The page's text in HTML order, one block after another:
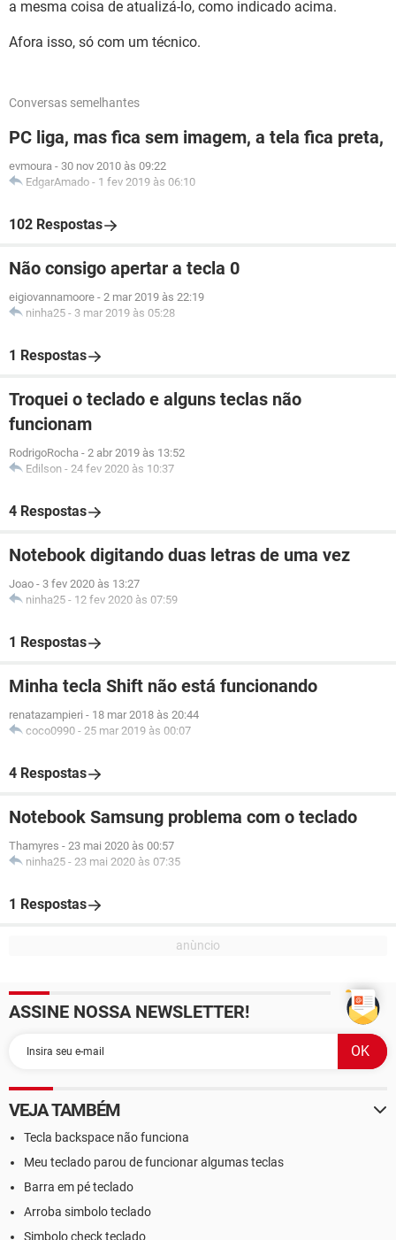
a mesma coisa de atualizá-lo, como indicado acima.
Afora isso, só com um técnico.
Conversas semelhantes
PC liga, mas fica sem imagem, a tela fica preta,
evmoura - 30 nov 2010 às 09:22
EdgarAmado - 1 fev 2019 às 06:10
102 Respostas
Não consigo apertar a tecla 0
eigiovannamoore - 2 mar 2019 às 22:19
ninha25 - 3 mar 2019 às 05:28
1 Respostas
Troquei o teclado e alguns teclas não
funcionam
RodrigoRocha - 2 abr 2019 às 13:52
Edilson - 24 fev 2020 às 10:37
4 Respostas
Notebook digitando duas letras de uma vez
Joao - 3 fev 2020 às 13:27
ninha25 - 12 fev 2020 às 07:59
1 Respostas
Minha tecla Shift não está funcionando
renatazampieri - 18 mar 2018 às 20:44
coco0990 - 25 mar 2019 às 00:07
4 Respostas
Notebook Samsung problema com o teclado
Thamyres - 23 mai 2020 às 00:57
ninha25 - 23 mai 2020 às 07:35
1 Respostas
ASSINE NOSSA NEWSLETTER!
VEJA TAMBÉM
Tecla backspace não funciona
Meu teclado parou de funcionar algumas teclas
Barra em pé teclado
Arroba simbolo teclado
Simbolo check teclado